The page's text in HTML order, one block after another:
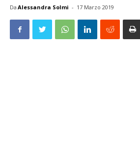
Da Alessandra Solmi - 17 Marzo 2019